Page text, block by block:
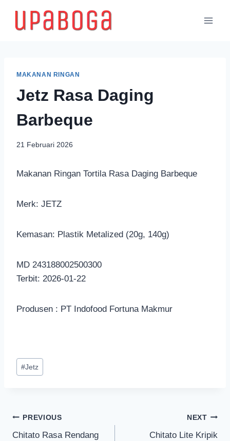
MAKANAN RINGAN
Jetz Rasa Daging
Barbeque
21 Februari 2026
Makanan Ringan Tortila Rasa Daging Barbeque
Merk: JETZ
Kemasan: Plastik Metalized (20g, 140g)
MD 243188002500300
Terbit: 2026-01-22
Produsen : PT Indofood Fortuna Makmur
#Jetz
PREVIOUS
Chitato Rasa Rendang
NEXT
Chitato Lite Kripik